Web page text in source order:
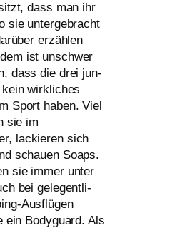
dass man ihr
sie unter­ge­bracht
erzäh­len
ist unschwer
dass die drei jun­
wirk­li­ches
Sport haben. Viel
sie im
lackie­ren sich
schau­en Soaps.
sie immer unter
bei gele­gent­li­
Ausflügen
ein Bodyguard. Als